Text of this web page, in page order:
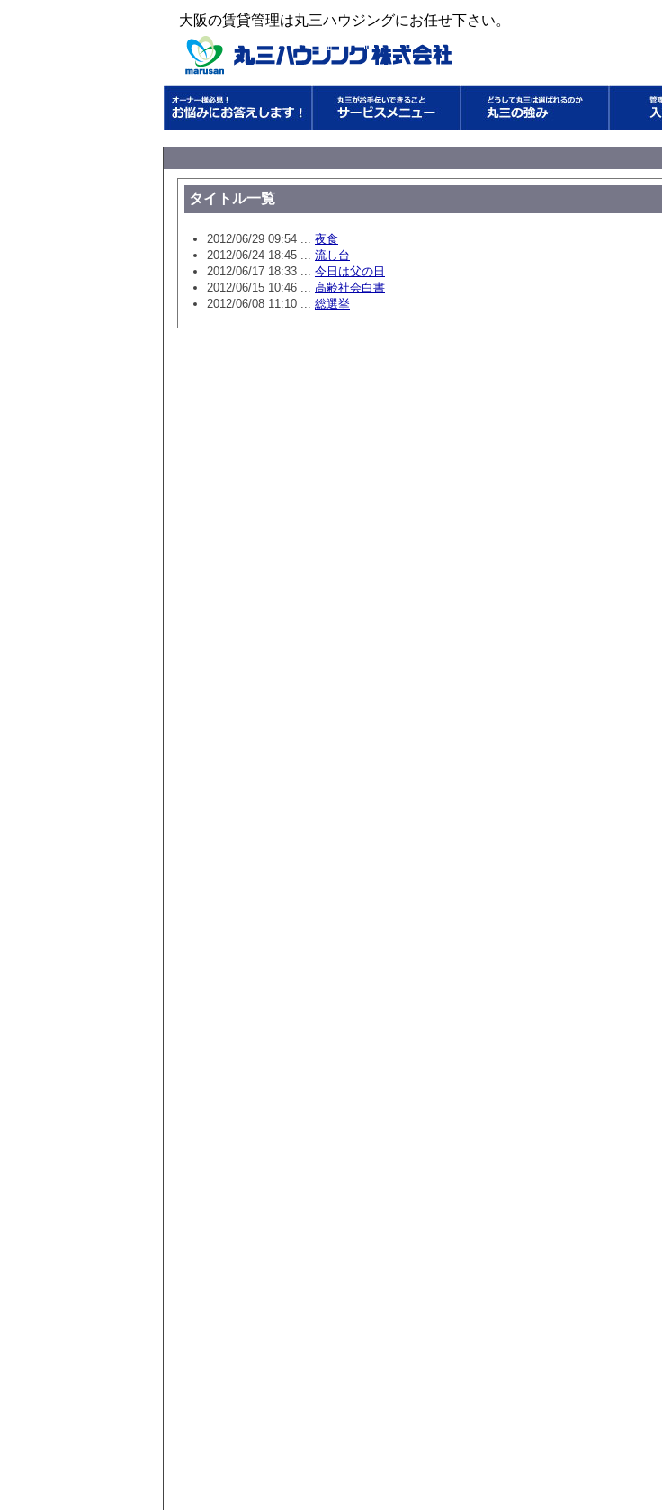
大阪の賃貸管理は丸三ハウジングにお任せ下さい。
タイトル一覧
2012/06/29 09:54 ... 夜食
2012/06/24 18:45 ... 流し台
2012/06/17 18:33 ... 今日は父の日
2012/06/15 10:46 ... 高齢社会白書
2012/06/08 11:10 ... 総選挙